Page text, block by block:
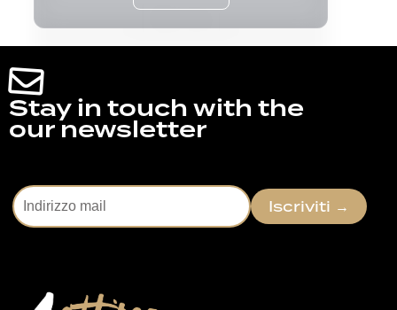
Stay in touch with the
our newsletter
Iscriviti →